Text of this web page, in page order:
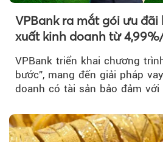
VPBank ra mắt gói ưu đãi
xuất kinh doanh từ
VPBank triển khai chương
bước”, mang đến giải pháp
doanh có tài sản bảo đảm